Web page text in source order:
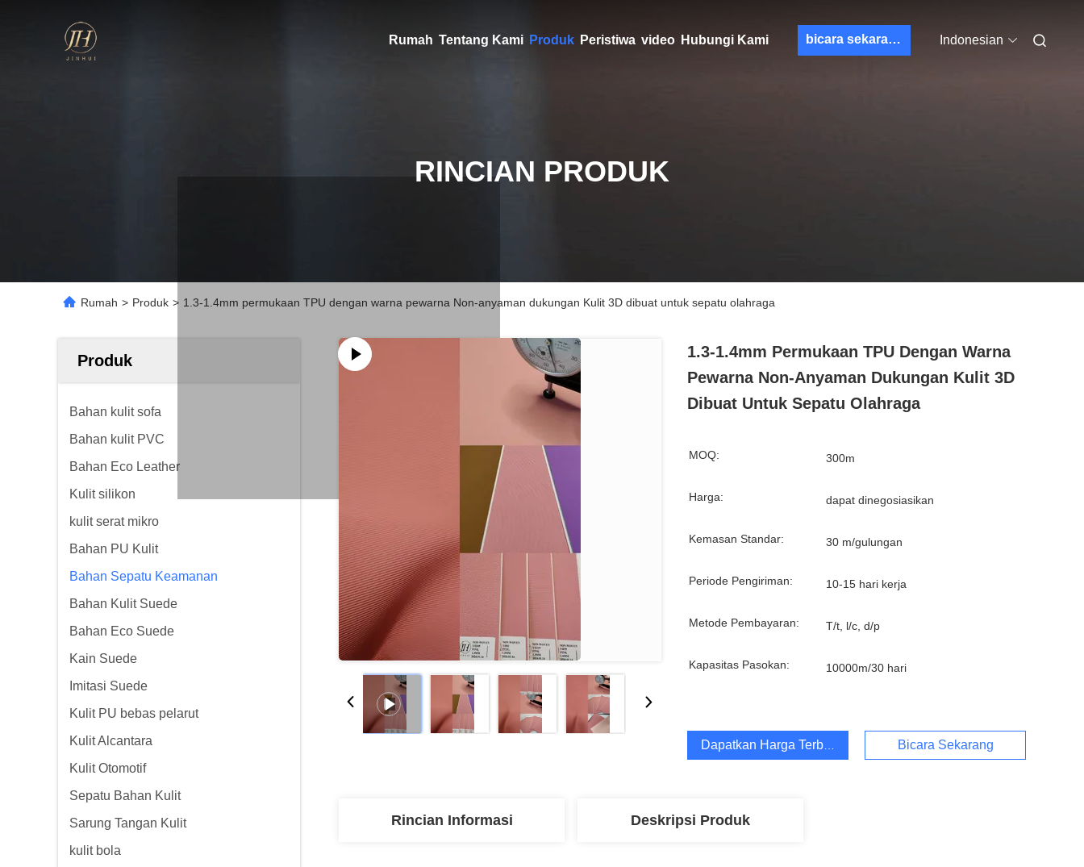
Rumah Tentang Kami Produk Peristiwa video Hubungi Kami bicara sekarang Indonesian
RINCIAN PRODUK
Rumah > Produk > 1.3-1.4mm permukaan TPU dengan warna pewarna Non-anyaman dukungan Kulit 3D dibuat untuk sepatu olahraga
Produk
Bahan kulit sofa
Bahan kulit PVC
Bahan Eco Leather
Kulit silikon
kulit serat mikro
Bahan PU Kulit
Bahan Sepatu Keamanan
Bahan Kulit Suede
Bahan Eco Suede
Kain Suede
Imitasi Suede
Kulit PU bebas pelarut
Kulit Alcantara
Kulit Otomotif
Sepatu Bahan Kulit
Sarung Tangan Kulit
kulit bola
1.3-1.4mm Permukaan TPU Dengan Warna
Pewarna Non-Anyaman Dukungan Kulit 3D
Dibuat Untuk Sepatu Olahraga
MOQ: 300m
Harga: dapat dinegosiasikan
Kemasan Standar: 30 m/gulungan
Periode Pengiriman: 10-15 hari kerja
Metode Pembayaran: T/t, l/c, d/p
Kapasitas Pasokan: 10000m/30 hari
Dapatkan Harga Terbaik Bicara Sekarang
Rincian Informasi Deskripsi Produk